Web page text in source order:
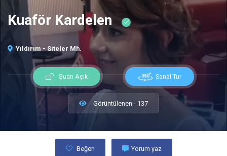
Kuaför Kardelen
Yıldırım - Siteler Mh.
Şuan Açık Sanal Tur
Görüntülenen - 137
Beğen Yorum yaz